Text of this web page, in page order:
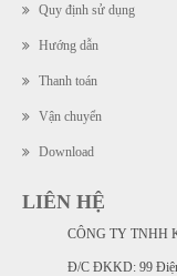
Quy định sử dụng
Hướng dẫn
Thanh toán
Vận chuyển
Download
LIÊN HỆ
CÔNG TY TNHH
Đ/C ĐKKD: 99 Điện